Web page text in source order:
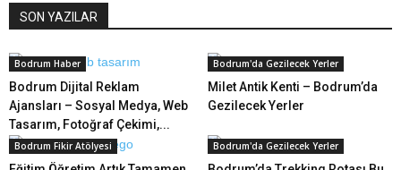
SON YAZILAR
Bodrum Haber
Bodrum Dijital Reklam
Ajansları – Sosyal Medya, Web
Tasarım, Fotoğraf Çekimi,...
Bodrum'da Gezilecek Yerler
Milet Antik Kenti – Bodrum’da
Gezilecek Yerler
Bodrum Fikir Atölyesi Bodrum'da Gezilecek Yerler